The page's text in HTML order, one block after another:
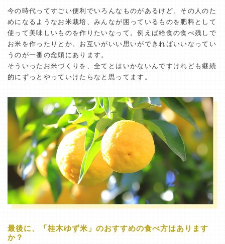
今の時代ってすごい便利でいろんなものがあるけど、その人のた
めになるようなお米栽培、みんなが困っているものを肥料として
使って美味しいものを作りたいなって。例えば給食の食べ残しで
お米を作ったりとか。お互いがいい思いができればいいなってい
うのが一番の念頭にあります。
そういったお米づくりを、全てとはいかないんですけれども継続
的にずっとやっていけたらなと思ってます。
最後に、「桂木ゆず米」のおすすめの食べ方はあります
か？